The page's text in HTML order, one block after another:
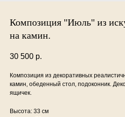
Композиция "Июль" из
на камин.
30 500 р.
Композиция из декоративных
камин, обеденный стол, подоконник.
ящичек.
Высота: 33 см